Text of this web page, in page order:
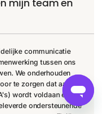
mijn team en
communicatie
tussen ons
We onderhouden
te zorgen dat aan de
wordt voldaan en dat
ondersteunende